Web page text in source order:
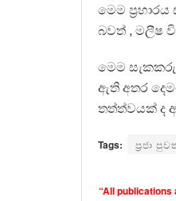
මෙම
බවත් , මලීෂ
මෙම
ඇති අතර
තත්ත්වයක් ද
Tags: ප්‍රජා
“All